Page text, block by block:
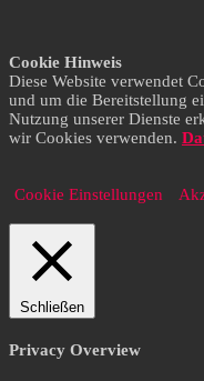
Cookie Hinweis
Diese Website verwendet
und um die Bereitstellung
Nutzung unserer Dienste
wir Cookies verwenden.
Cookie Einstellungen
Schließen
Privacy Overview